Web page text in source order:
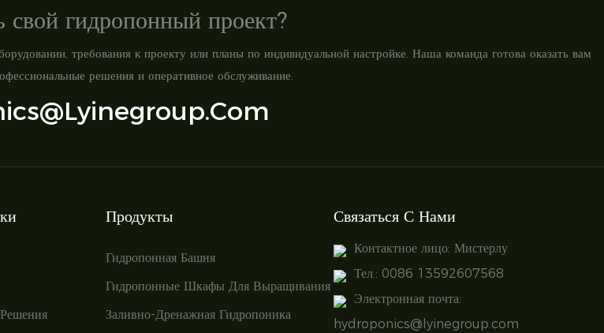
свой гидропонный проект?
требования к проекту или планы по индивидуальной настройке. Наша команда готова оказать вам
решения и оперативное обслуживание.
Продукты
Гидропонная Башня
Гидропонные Шкафы Для Выращивания
Заливно-Дренажная Гидропоника
Связаться С Нами
Контактное лицо: Мистерлу
Тел.: 0086 13592607568
Электронная почта:
hydroponics@lyinegroup.com